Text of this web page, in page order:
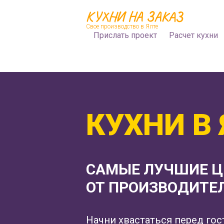
КУХНИ НА ЗАКАЗ
Свое производство в Ялте
Прислать проект Расчет кухни
КУХНИ В
САМЫЕ ЛУЧШИЕ
ОТ
Начни хвастаться перед